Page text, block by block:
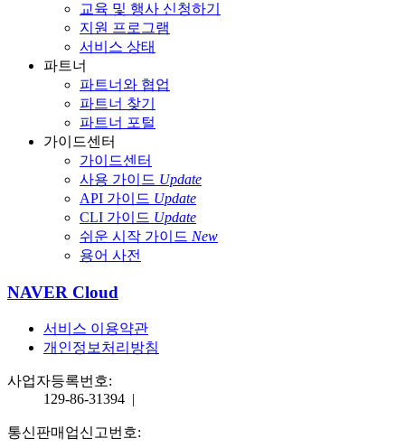
교육 및 행사 신청하기
지원 프로그램
서비스 상태
파트너
파트너와 협업
파트너 찾기
파트너 포털
가이드센터
가이드센터
사용 가이드 Update
API 가이드 Update
CLI 가이드 Update
쉬운 시작 가이드 New
용어 사전
NAVER Cloud
서비스 이용약관
개인정보처리방침
사업자등록번호:
129-86-31394 |
통신판매업신고번호: